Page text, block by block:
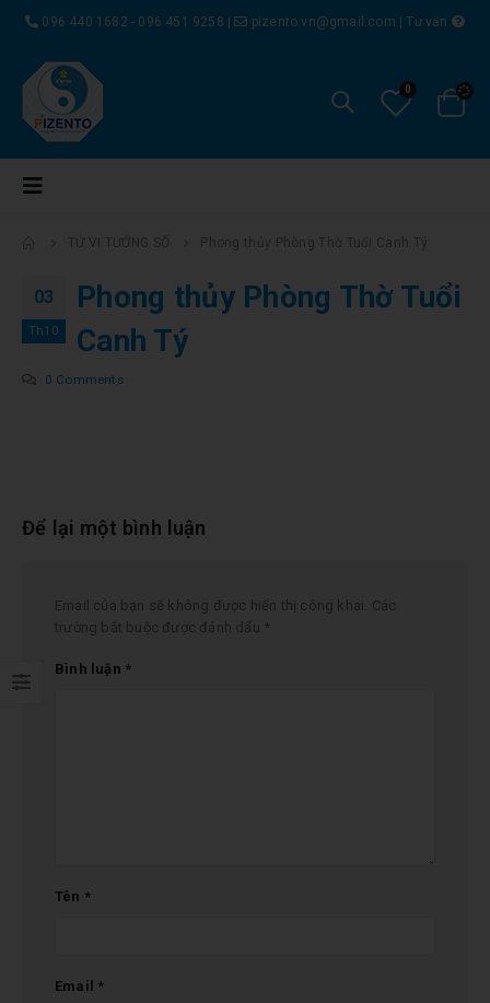
096 440 1682 - 096 451 9258 pizento.vn@gmail.com |Tư vấn
0
03
Th10
Phong thủy Phòng Thờ Tuổi
Canh Tý
0 Comments
Để lại một bình luận
Email của bạn sẽ không được hiển thị công khai. Các
trường bắt buộc được đánh dấu *
Bình luận *
Tên *
Email *